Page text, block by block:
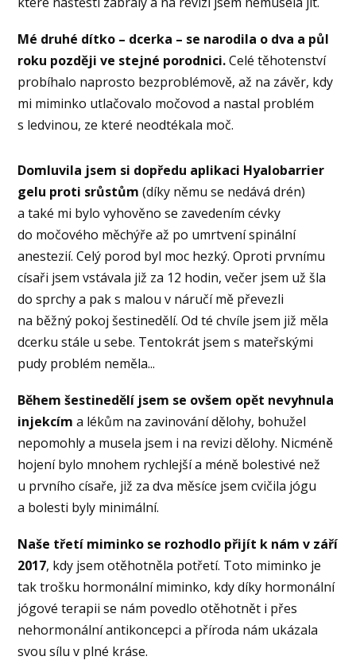
Mé druhé dítko – dcerka – se narodila o dva a půl
roku později ve stejné porodnici.Celé těhotenství
probíhalo naprosto bezproblémově, až na závěr, kdy
mi miminko utlačovalo močovod a nastal problém
s ledvinou, ze které neodtékala moč.
Domluvila jsem si dopředu aplikaci Hyalobarrier
gelu proti srůstům (díky němu se nedává drén)
a také mi bylo vyhověno se zavedením cévky
do močového měchýře až po umrtvení spinální
anestezií. Celý porod byl moc hezký. Oproti prvnímu
císaři jsem vstávala již za 12 hodin, večer jsem už šla
do sprchy a pak s malou v náručí mě převezli
na běžný pokoj šestinedělí. Od té chvíle jsem již měla
dcerku stále u sebe. Tentokrát jsem s mateřskými
pudy problém neměla...
Během šestinedělí jsem se ovšem opět nevyhnula
injekcím a lékům na zavinování dělohy, bohužel
nepomohly a musela jsem i na revizi dělohy. Nicméně
hojení bylo mnohem rychlejší a méně bolestivé než
u prvního císaře, již za dva měsíce jsem cvičila jógu
a bolesti byly minimální.
Naše třetí miminko se rozhodlo přijít k nám v září
2017, kdy jsem otěhotněla potřetí. Toto miminko je
tak trošku hormonální miminko, kdy díky hormonální
jógové terapii se nám povedlo otěhotnět i přes
nehormonální antikoncepci a příroda nám ukázala
svou sílu v plné kráse.